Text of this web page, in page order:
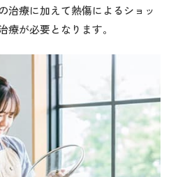
治療に加えて熱傷によるショッ
療が必要となります。